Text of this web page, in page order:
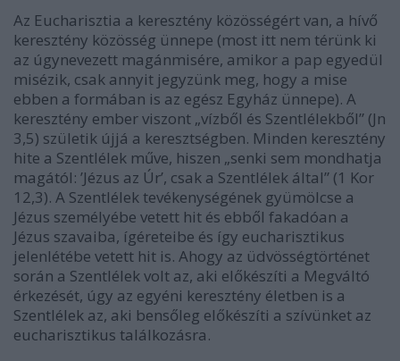
Az Eucharisztia a keresztény közösségért van, a hívő
keresztény közösség ünnepe (most itt nem térünk ki
az úgynevezett magánmisére, amikor a pap egyedül
misézik, csak annyit jegyzünk meg, hogy a mise
ebben a formában is az egész Egyház ünnepe). A
keresztény ember viszont „vízből és Szentlélekből” (Jn
3,5) születik újjá a keresztségben. Minden keresztény
hite a Szentlélek műve, hiszen „senki sem mondhatja
magától: ’Jézus az Úr’, csak a Szentlélek által” (1 Kor
12,3). A Szentlélek tevékenységének gyümölcse a
Jézus személyébe vetett hit és ebből fakadóan a
Jézus szavaiba, ígéreteibe és így eucharisztikus
jelenlétébe vetett hit is. Ahogy az üdvösségtörténet
során a Szentlélek volt az, aki előkészíti a Megváltó
érkezését, úgy az egyéni keresztény életben is a
Szentlélek az, aki bensőleg előkészíti a szívünket az
eucharisztikus találkozásra.